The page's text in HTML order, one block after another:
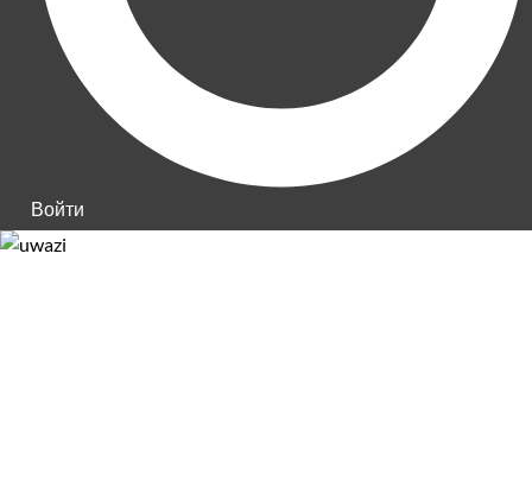
Войти